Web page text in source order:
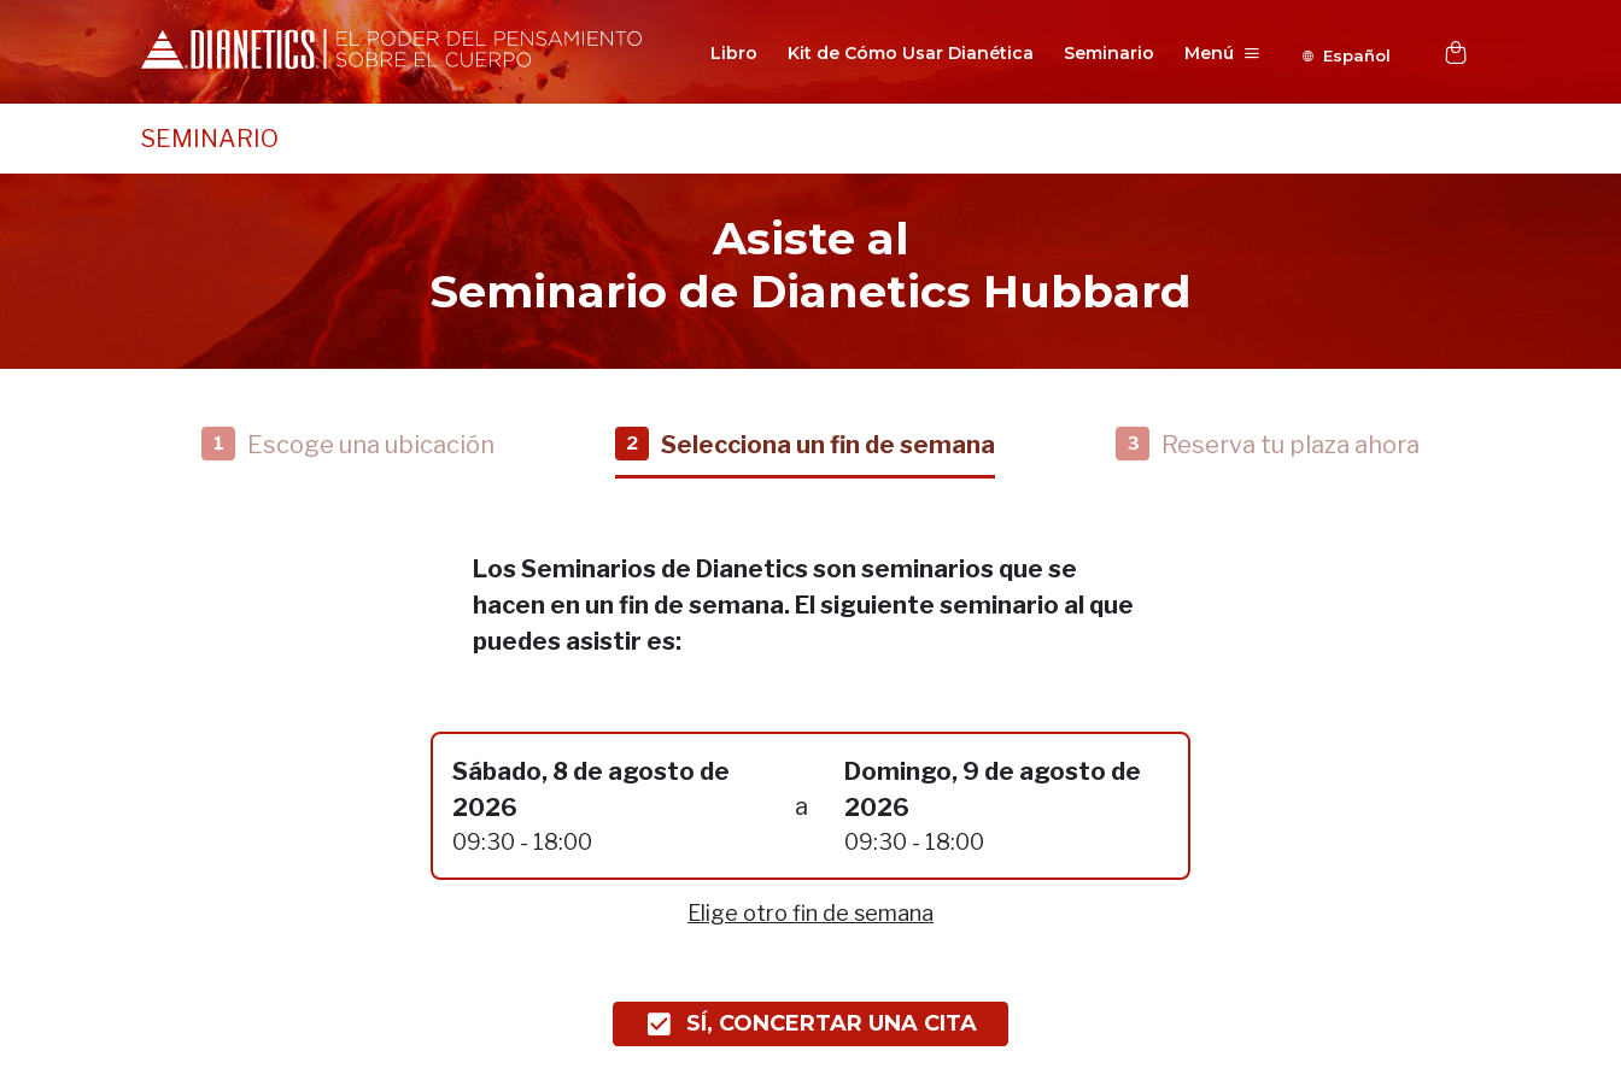
Libro Kit de Cómo Usar Dianética Seminario Menú Español
SEMINARIO
Asiste al
Seminario de Dianetics Hubbard
1 Escoge una ubicación 2 Selecciona un fin de semana 3 Reserva tu plaza ahora
Los Seminarios de Dianetics son seminarios que se
hacen en un fin de semana. El siguiente seminario al que
puedes asistir es:
Sábado, 8 de agosto de
2026
09:30 - 18:00
a
Domingo, 9 de agosto de
2026
09:30 - 18:00
Elige otro fin de semana
SÍ, CONCERTAR UNA CITA